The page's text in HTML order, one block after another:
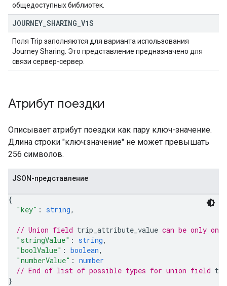
общедоступных библиотек.
JOURNEY SHARING V1S
Поля Trip заполняются для варианта использования
Journey Sharing. Это представление предназначено для
связи сервер-сервер.
Атрибут поездки
Описывает атрибут поездки как пару ключ-значение.
Длина строки "ключ:значение" не может превышать
256 символов.
JSON-представление
{
"key" : string,
// Union field trip_attribute_value can be only
"stringValue" : string,
"boolValue" : boolean,
"numberValue" : number
// End of list of possible types for union field
}